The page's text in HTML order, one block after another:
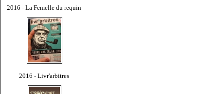
2016 - La Femelle du requin
2016 - Livr'arbitres